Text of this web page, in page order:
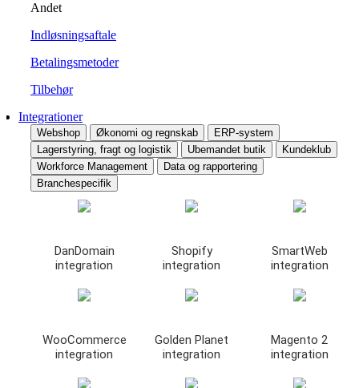
Andet
Indløsningsaftale
Betalingsmetoder
Tilbehør
Integrationer
Webshop Økonomi og regnskab
ERP-system
Lagerstyring, fragt og logistik
Ubemandet butik
Kundeklub
Workforce Management
Data og rapportering
Branchespecifik
DanDomain
integration
Shopify
integration
SmartWeb
integration
WooCommerce
integration
Golden Planet
integration
Magento 2
integration